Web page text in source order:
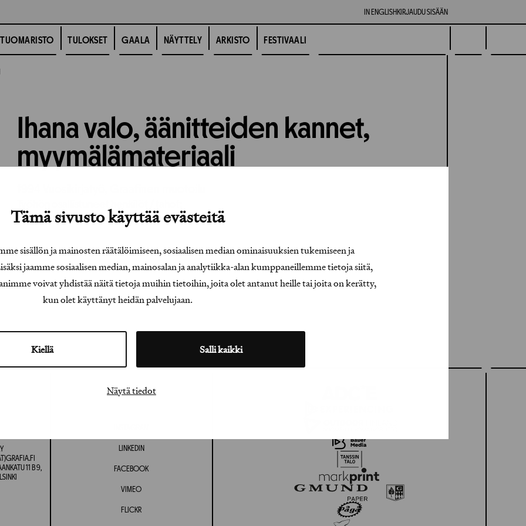
Tämä sivusto käyttää evästeitä
sisällön ja mainosten räätälöimiseen, sosiaalisen median ominaisuuksien tukemiseen ja
jaamme sosiaalisen median, mainosalan ja analytiikka-alan kumppaneillemme tietoja siitä,
voivat yhdistää näitä tietoja muihin tietoihin, joita olet antanut heille tai joita on kerätty,
kun olet käyttänyt heidän palvelujaan.
Kiellä Salli kaikki
Näytä tiedot
IN ENGLISH KIRJAUDU SISÄÄN
TUOMARISTO TULOKSET GAALA NÄYTTELY ARKISTO FESTIVAALI
Ihana valo, äänitteiden kannet,
myymälämateriaali
11 B 9,
LINKEDIN
FACEBOOK
VIMEO
FLICKR